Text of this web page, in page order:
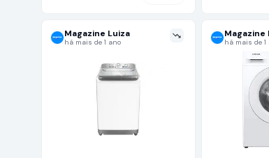
Magazine Luiza
há mais de 1 ano
Magazine
há mais de 1